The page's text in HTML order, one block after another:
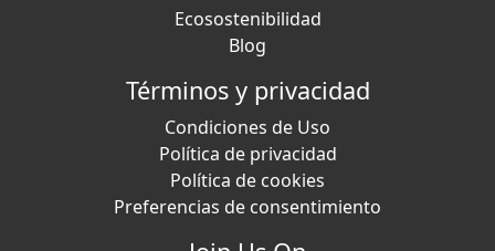
Ecosostenibilidad
Blog
Términos y privacidad
Condiciones de Uso
Política de privacidad
Política de cookies
Preferencias de consentimiento